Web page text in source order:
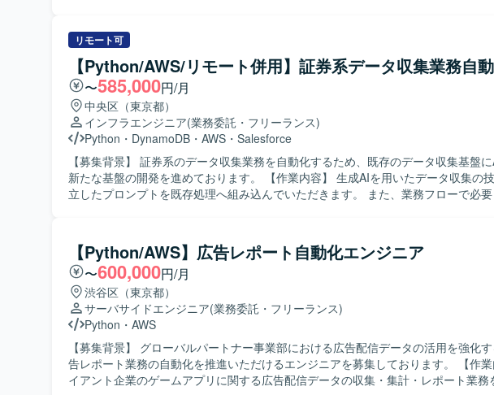
装方針の検討にも関わっていただきます。 【求める人物像】 クライアントとのコミュニケーシ
ョンを取りながら主体的に開発を進められる方を求めております。要件や仕様を正
し、自ら課題を抽出して改善提案ができる方、チーム開発において協調性を持って
方にご活躍いただける環境です。 【ポジションの魅力】 既存サービスの保守開発を通じて、
AWSを中心としたクラウドネイティブなバックエンド開発経験を積むことができ
アントとの直接的なコミュニケーションを通じて、要件定義から実装まで一連の工
ことができるため、上流から下流まで幅広い経験を得られます。 【開発環境】 バックエンドは
AWS LambdaとPythonを中心に構成されており、データベースにはDynamoDBや
ております。メッセージキューとしてSQSを使用し、フロントエンドはFlutterで実
ます。
リモート可
【Python/AWS/リモート併用】証券系データ収集業務自
〜585,000円/月
中央区（東京都）
インフラエンジニア(業務委託・フリーランス)
Python ・ DynamoDB ・ AWS ・ Salesforce
【募集背景】 証券系のデータ収集業務を自動化するため、既存のデータ収集基盤
新たな基盤の開発を進めております。 【作業内容】 生成AIを用いたデータ収集の技術検証で確
立したプロンプトを既存処理へ組み込んでいただきます。 また、業務フローで必
ミュニケーションを取りながら業務を推進いただける方を歓迎いたします。 【ポジションの魅
力】 生成AIを活用したデータ収集基盤の構築に携わることで、最新技術を用いた
知見を深めていただけます。 証券系システムにおけるデータ活用やサーバレスア
のノウハウも獲得いただけます。 【開発環境】 PythonおよびAWSサーバレスサービス（AWS
Lambda、StepFunctions、DynamoDB等）を用いた開発となります。
【Python/AWS】広告レポート自動化エンジニア
〜600,000円/月
渋谷区（東京都）
サーバサイドエンジニア(業務委託・フリーランス)
Python ・ AWS
【募集背景】 グローバルパートナー事業部における広告配信データの活用を強化
告レポート業務の自動化を推進いただけるエンジニアを募集しております。 【作業内容】 クラ
イアント企業のゲームアプリに関する広告配信データの収集・集計・レポート業務